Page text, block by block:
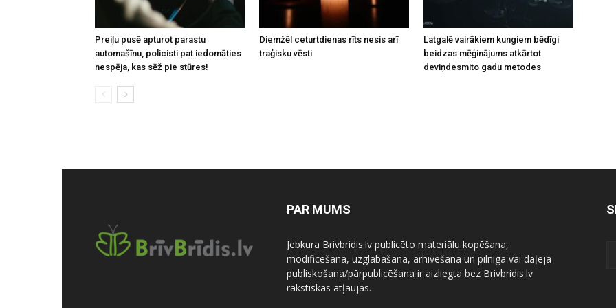
Preiļu pusē apturot parastu
automašīnu, policisti pat iedomāties
nespēja, kas sēž pie stūres!
Diemžēl ceturtdienas rīts nesis arī
traģisku vēsti
Latgalē vairākiem kungiem bēdīgi
beidzas mēģinājums atkārtot
deviņdesmito gadu metodes
PAR MUMS
Jebkura Brivbridis.lv publicēto materiālu kopēšana,
modificēšana, uzglabāšana, arhivēšana un pilnīga vai daļēja
publiskošana/pārpublicēšana ir aizliegta bez Brivbridis.lv
rakstiskas atļaujas.